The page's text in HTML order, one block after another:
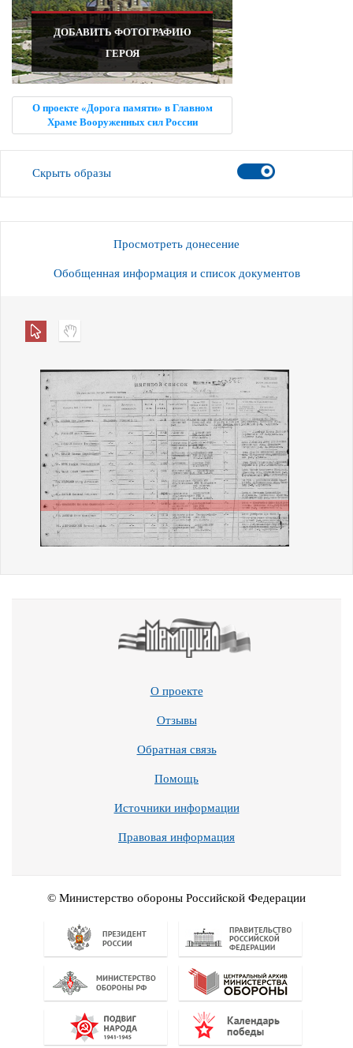
ДОБАВИТЬ ФОТОГРАФИЮ
ГЕРОЯ
О проекте «Дорога памяти» в Главном
Храме Вооруженных сил России
Скрыть образы
Просмотреть донесение
Обобщенная информация и список документов
О проекте
Отзывы
Обратная связь
Помощь
Источники информации
Правовая информация
© Министерство обороны Российской Федерации